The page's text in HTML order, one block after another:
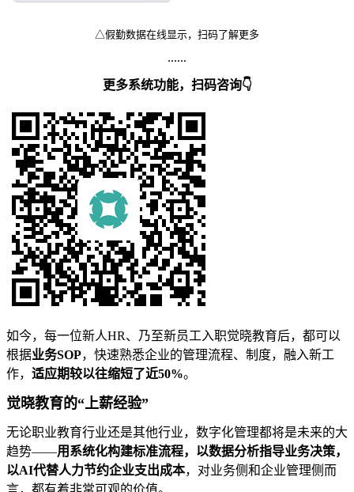
△假勤数据在线显示，扫码了解更多
......
更多系统功能，扫码咨询👇
如今，每一位新人HR、乃至新员工入职觉晓教育后，都可以
根据业务SOP，快速熟悉企业的管理流程、制度，融入新工
作， 适应期较以往缩短了近50%。
觉晓教育的“上薪经验”
无论职业教育行业还是其他行业，数字化管理都将是未来的大
趋势——用系统化构建标准流程，以数据分析指导业务决策，
以AI代替人力节约企业支出成本，对业务侧和企业管理侧而